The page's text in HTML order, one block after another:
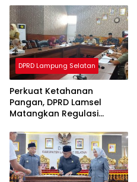
Berkualitas
DPRD Lampung Selatan
Perkuat Ketahanan
Pangan, DPRD Lamsel
Matangkan Regulasi
Pertanian